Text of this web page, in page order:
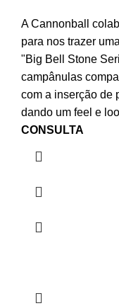
A Cannonball
para nos trazer
"Big Bell Stone
campânulas
com a inserção de
dando um feel e
CONSULTA